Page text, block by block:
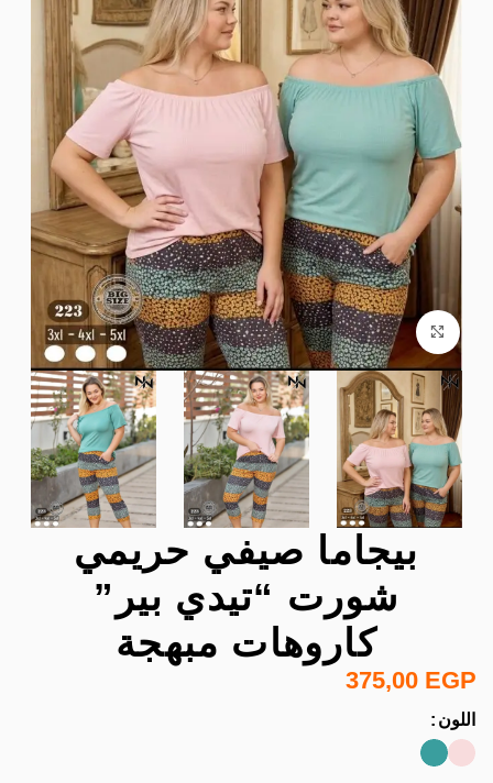
Click to enlarge
بيجاما صيفي حريمي
شورت “تيدي بير”
كاروهات مبهجة
375,00 EGP
اللون